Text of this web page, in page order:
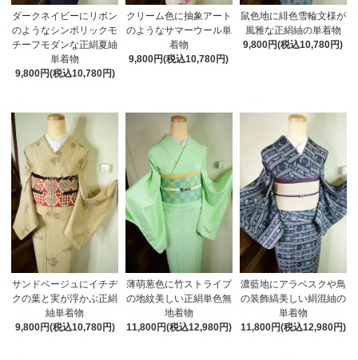
ダークネイビーにリボン
のようなシンボリックモ
チーフモダンな正絹夏紬
単着物
9,800円(税込10,780円)
クリーム色に抽象アート
のようなサマーウール単
着物
9,800円(税込10,780円)
鼠色地に緋色雪輪文様が
風雅な正絹紬の単着物
9,800円(税込10,780円)
サンドベージュにイチヂ
クの葉と実が浮かぶ正絹
紬単着物
9,800円(税込10,780円)
薄萌葱色に竹ストライプ
の地紋美しい正絹単色無
地着物
11,800円(税込12,980円)
濃藍地にアラベスクや鳥
の装飾縞美しい絹混紬の
単着物
11,800円(税込12,980円)